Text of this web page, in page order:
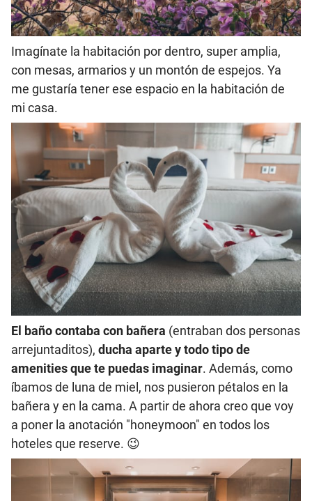
Imagínate la habitación por dentro, super amplia,
con mesas, armarios y un montón de espejos. Ya
me gustaría tener ese espacio en la habitación de
mi casa.
El baño contaba con bañera (entraban dos personas
arrejuntaditos), ducha aparte y todo tipo de
amenities que te puedas imaginar. Además, como
íbamos de luna de miel, nos pusieron pétalos en la
bañera y en la cama. A partir de ahora creo que voy
a poner la anotación "honeymoon" en todos los
hoteles que reserve. 😉